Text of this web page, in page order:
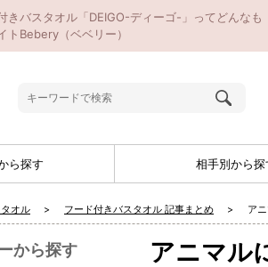
きバスタオル「DEIGO-ディーゴ-」ってどんなも
トBebery（ベベリー）
ら探す 相手別から探
オル フード付きバスタオル 記事まとめ ア
アニマル
から探す